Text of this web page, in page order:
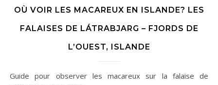
OÙ VOIR LES MACAREUX EN ISLANDE? LES
FALAISES DE LÁTRABJARG – FJORDS DE
L’OUEST, ISLANDE
Guide pour observer les macareux sur la falaise de